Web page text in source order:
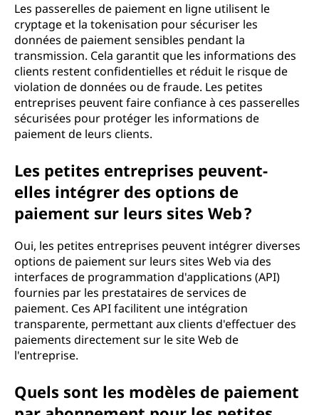
Les passerelles de paiement en ligne utilisent le
cryptage et la tokenisation pour sécuriser les
données de paiement sensibles pendant la
transmission. Cela garantit que les informations des
clients restent confidentielles et réduit le risque de
violation de données ou de fraude. Les petites
entreprises peuvent faire confiance à ces passerelles
sécurisées pour protéger les informations de
paiement de leurs clients.
Les petites entreprises peuvent-
elles intégrer des options de
paiement sur leurs sites Web ?
Oui, les petites entreprises peuvent intégrer diverses
options de paiement sur leurs sites Web via des
interfaces de programmation d'applications (API)
fournies par les prestataires de services de
paiement. Ces API facilitent une intégration
transparente, permettant aux clients d'effectuer des
paiements directement sur le site Web de
l'entreprise.
Quels sont les modèles de paiement